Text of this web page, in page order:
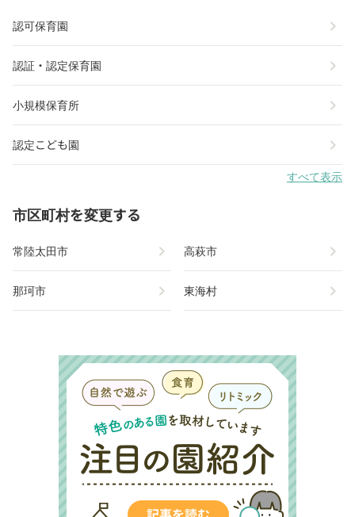
認可保育園 chevron_right
認証・認定保育園 chevron_right
小規模保育所 chevron_right
認定こども園 chevron_right
すべて表示
市区町村を変更する
常陸太田市 chevron_right 高萩市 chevron_right
那珂市 chevron_right 東海村 chevron_right